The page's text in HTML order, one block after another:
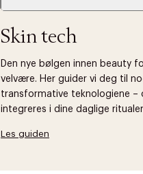
Skin tech
Den nye bølgen innen beauty
velvære. Her guider vi deg til
transformative teknologiene –
integreres i dine daglige
Les guiden